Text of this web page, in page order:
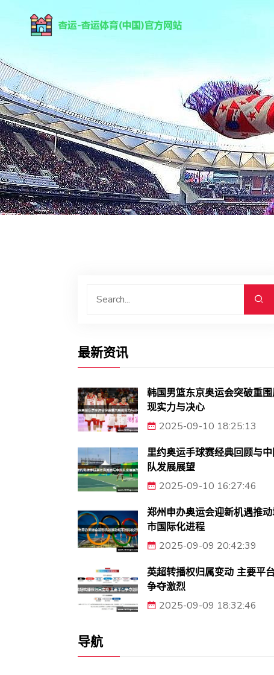
最新资讯
韩国男篮东京奥运会突破重
现实力与决心
2025-09-10 18:25:13
里约奥运手球赛经典回顾与中
队发展展望
2025-09-10 16:27:46
郑州申办奥运会迎新机遇推
市国际化进程
2025-09-09 20:42:39
英超转播权归属变动 主要平
争夺激烈
2025-09-09 18:32:46
导航